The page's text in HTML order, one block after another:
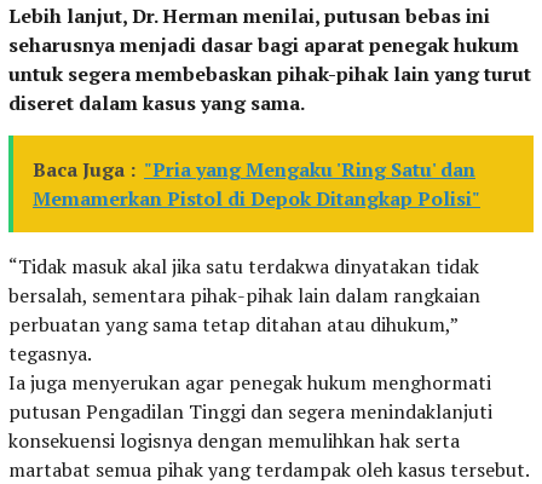
Lebih lanjut, Dr. Herman menilai, putusan bebas ini
seharusnya menjadi dasar bagi aparat penegak hukum
untuk segera membebaskan pihak-pihak lain yang turut
diseret dalam kasus yang sama.
Baca Juga : "Pria yang Mengaku 'Ring Satu' dan
Memamerkan Pistol di Depok Ditangkap Polisi"
“Tidak masuk akal jika satu terdakwa dinyatakan tidak
bersalah, sementara pihak-pihak lain dalam rangkaian
perbuatan yang sama tetap ditahan atau dihukum,”
tegasnya.
Ia juga menyerukan agar penegak hukum menghormati
putusan Pengadilan Tinggi dan segera menindaklanjuti
konsekuensi logisnya dengan memulihkan hak serta
martabat semua pihak yang terdampak oleh kasus tersebut.